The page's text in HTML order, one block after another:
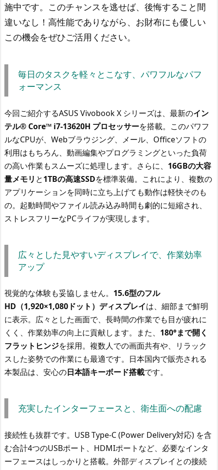
施中です。このチャンスを逃せば、後悔すること間
違いなし！高性能でありながら、お財布にも優しい
この機会をぜひご活用ください。
毎日のタスクを軽々とこなす、パワフルなパフ
ォーマンス
今回ご紹介するASUS Vivobook X シリーズは、最新のイン
テル® Core™ i7-13620H プロセッサーを搭載。このパワフ
ルなCPUが、Webブラウジング、メール、Officeソフトの
利用はもちろん、動画編集やプログラミングといった負荷
の高い作業もスムーズに処理します。さらに、 16GBの大容
量メモリ と1TBの高速SSDを標準装備。これにより、複数の
アプリケーションを同時に立ち上げても動作は軽快そのも
の。起動時間やファイル読み込み時間も劇的に短縮され、
ストレスフリーなPCライフが実現します。
広々とした見やすいディスプレイで、作業効率
アップ
視覚的な体験も妥協しません。 15.6型のフル
HD（1,920×1,080ドット）ディスプレイは、細部まで鮮明
に表示。広々とした画面で、長時間の作業でも目が疲れに
くく、作業効率の向上に貢献します。また、 180°まで開く
フラットヒンジを採用。複数人での画面共有や、リラック
スした姿勢での作業にも最適です。日本国内で販売される
本製品は、安心の日本語キーボード搭載です。
充実したインターフェースと、衛生面への配慮
接続性も抜群です。USB Type-C (Power Delivery対応) を含
む合計4つのUSBポート、HDMIポートなど、必要なインタ
ーフェースはしっかりと搭載。外部ディスプレイとの接続